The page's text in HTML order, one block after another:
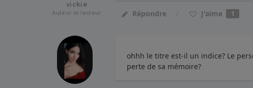
vickie
Auteur et lecteur Répondre J'aime 1
ohhh le titre est-il un indice? Le
perte de sa mémoire?